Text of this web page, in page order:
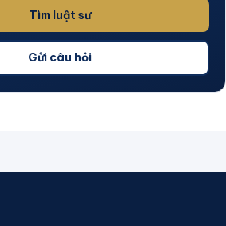
Tìm luật sư
Gửi câu hỏi